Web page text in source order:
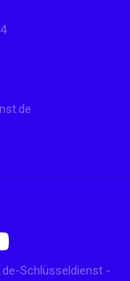
Schlüsseldienst -